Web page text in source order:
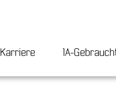
Karriere 1A-